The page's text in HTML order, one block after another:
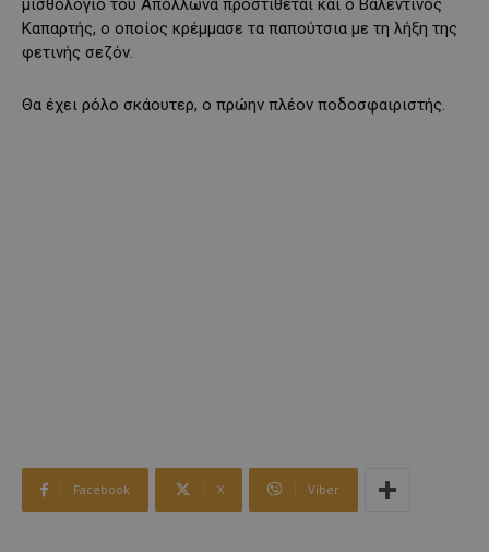
μισθολόγιο του Απόλλωνα προστίθεται και ο Βαλεντίνος
Καπαρτής, ο οποίος κρέμμασε τα παπούτσια με τη λήξη της
φετινής σεζόν.
Θα έχει ρόλο σκάουτερ, ο πρώην πλέον ποδοσφαιριστής.
Facebook X Viber